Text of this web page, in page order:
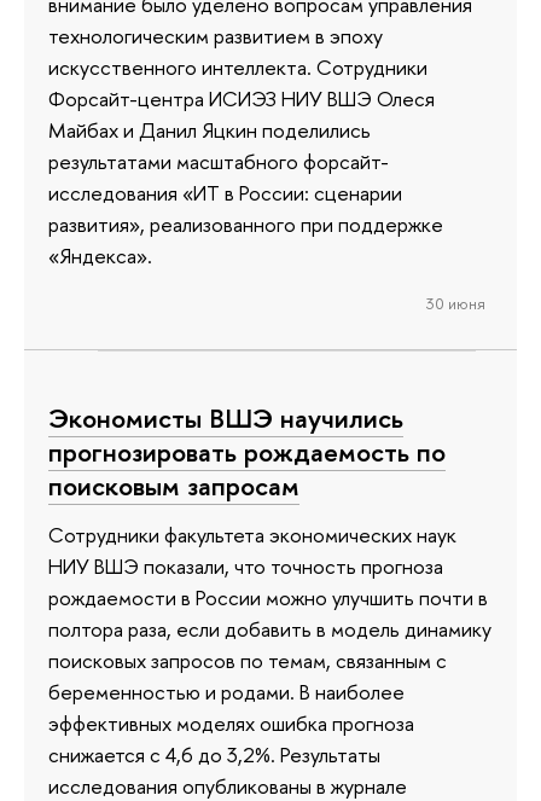
технологическим развитием в эпоху
искусственного интеллекта. Сотрудники
Форсайт-центра ИСИЭЗ НИУ ВШЭ Олеся
Майбах и Данил Яцкин поделились
результатами масштабного форсайт-
исследования «ИТ в России: сценарии
развития», реализованного при поддержке
«Яндекса».
30 июня
Экономисты ВШЭ научились
прогнозировать рождаемость по
поисковым запросам
Сотрудники факультета экономических наук
НИУ ВШЭ показали, что точность прогноза
рождаемости в России можно улучшить почти в
полтора раза, если добавить в модель динамику
поисковых запросов по темам, связанным с
беременностью и родами. В наиболее
эффективных моделях ошибка прогноза
снижается с 4,6 до 3,2%. Результаты
исследования опубликованы в журнале